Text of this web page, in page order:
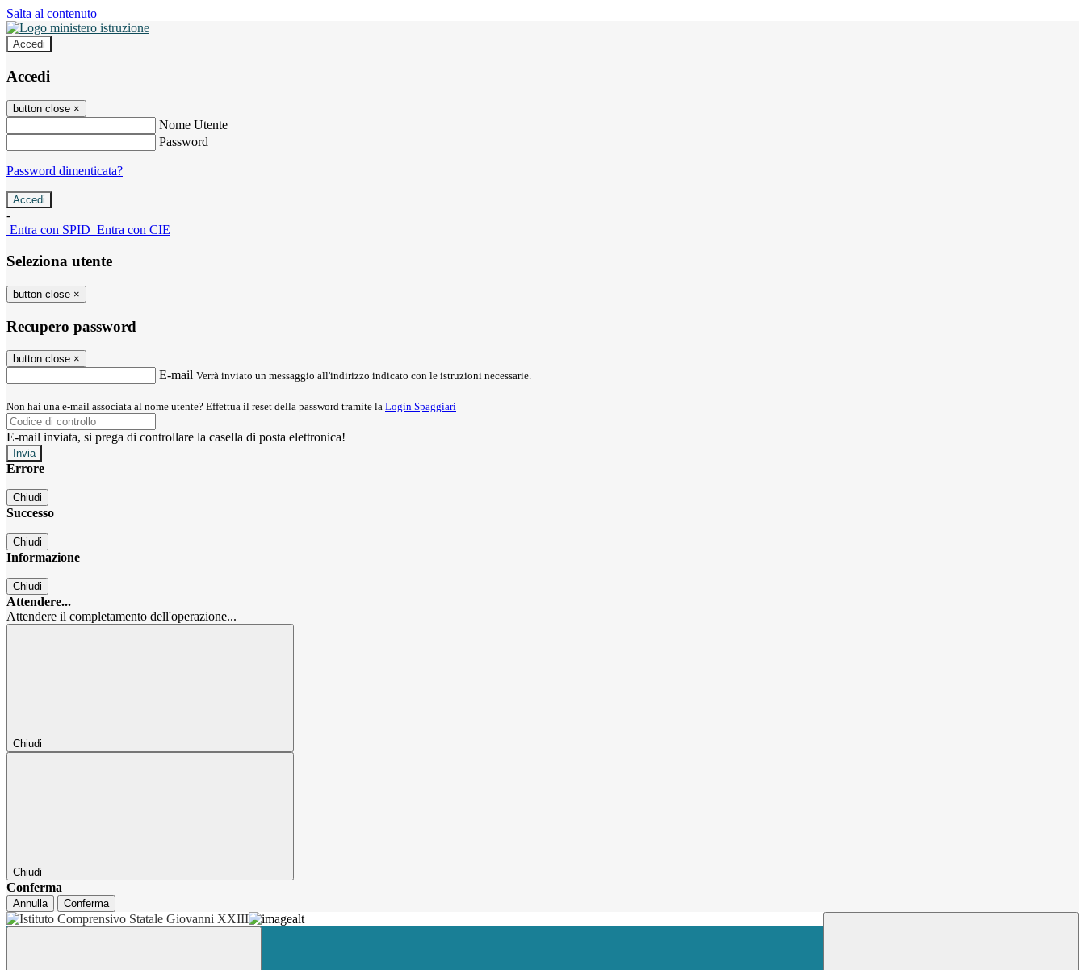
Salta al contenuto
Accedi
Accedi
button close ×
Nome Utente
Password
Password dimenticata?
-
Entra con SPID Entra con CIE
Seleziona utente
button close ×
Recupero password
button close ×
E-mail Verrà inviato un messaggio all'indirizzo indicato con le istruzioni necessarie.
Non hai una e-mail associata al nome utente? Effettua il reset della password tramite la Login Spaggiari
E-mail inviata, si prega di controllare la casella di posta elettronica!
Errore
Chiudi
Successo
Chiudi
Informazione
Chiudi
Attendere...
Attendere il completamento dell'operazione...
Chiudi
Chiudi
Conferma
Annulla Conferma